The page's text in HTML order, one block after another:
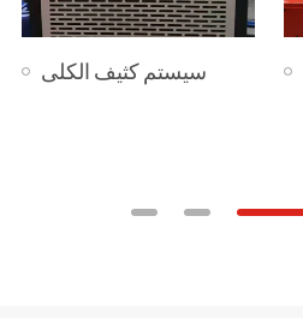
میله پتوی آلومینیم